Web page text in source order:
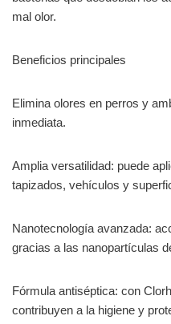
mal olor.
Beneficios principales
Elimina olores en perros y
inmediata.
Amplia versatilidad: puede
tapizados, vehículos y
Nanotecnología avanzada:
gracias a las nanopartículas
Fórmula antiséptica: con
contribuyen a la higiene y